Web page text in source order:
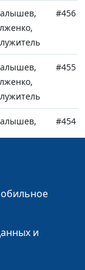
#456
#455
#454
и